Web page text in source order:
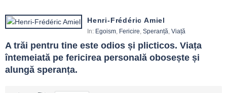
Henri-Frédéric Amiel
In: Egoism, Fericire, Speranță, Viață
A trăi pentru tine este odios și plicticos. Viața
întemeiată pe fericirea personală obosește și
alungă speranța.